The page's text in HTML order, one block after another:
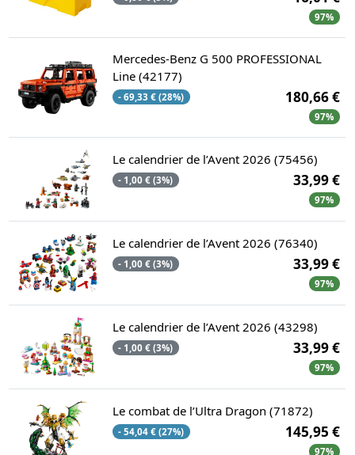
97%
Mercedes-Benz G 500 PROFESSIONAL
Line (42177)
- 69,33 € (28%) 180,66 €
97%
Le calendrier de l’Avent 2026 (75456)
- 1,00 € (3%) 33,99 €
97%
Le calendrier de l’Avent 2026 (76340)
- 1,00 € (3%) 33,99 €
97%
Le calendrier de l’Avent 2026 (43298)
- 1,00 € (3%) 33,99 €
97%
Le combat de l’Ultra Dragon (71872)
- 54,04 € (27%) 145,95 €
97%